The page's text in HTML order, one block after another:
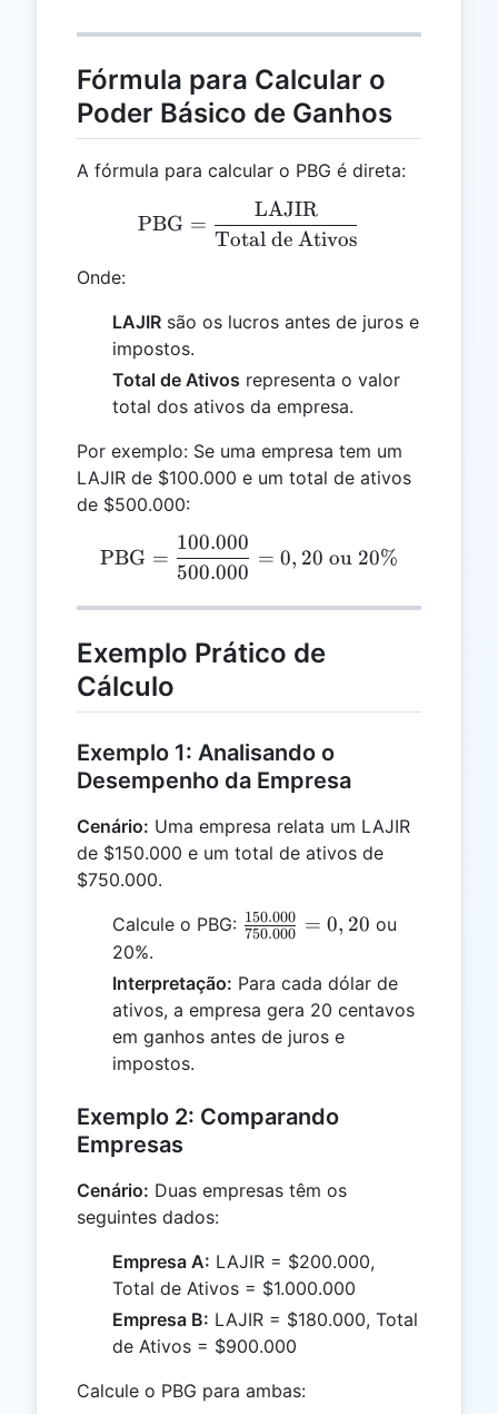
Fórmula para Calcular o
Poder Básico de Ganhos
A fórmula para calcular o PBG é direta:
\text{PBG} =
PBG =
Total de Ativos
LAJIR
Onde:
LAJIR são os lucros antes de juros e
impostos.
Total de Ativos representa o valor
total dos ativos da empresa.
Por exemplo: Se uma empresa tem um
LAJIR de $100.000 e um total de ativos
de $500.000:
\text{PBG} =
PBG =
500.000
100.000
= 0, 20 ou 20%
Exemplo Prático de
Cálculo
Exemplo 1: Analisando o
Desempenho da Empresa
Cenário: Uma empresa relata um LAJIR
de $150.000 e um total de ativos de
$750.000.
Calcule o PBG: \frac{150.000}
0,20
750.000
150.000 = 0, 20 ou
20%.
Interpretação: Para cada dólar de
ativos, a empresa gera 20 centavos
em ganhos antes de juros e
impostos.
Exemplo 2: Comparando
Empresas
Cenário: Duas empresas têm os
seguintes dados:
Empresa A: LAJIR = $200.000,
Total de Ativos = $1.000.000
Empresa B: LAJIR = $180.000, Total
de Ativos = $900.000
Calcule o PBG para ambas: